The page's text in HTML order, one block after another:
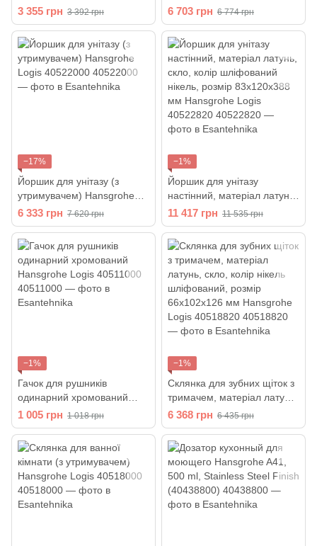
3 355 грн 3 392 грн 6 703 грн 6 774 грн
−17%
Йоршик для унітазу (з
утримувачем) Hansgrohe
Logis 40522000
6 333 грн 7 620 грн
−1%
Йоршик для унітазу
настінний, матеріал латунь,
скло, колір шліфований
нікель, розмір 83х120х388
мм Hansgrohe Logis
40522820
11 417 грн 11 535 грн
−1%
Гачок для рушників
одинарний хромований
Hansgrohe Logis 40511000
1 005 грн 1 018 грн
−1%
Склянка для зубних щіток з
тримачем, матеріал латунь,
скло, колір нікель
шліфований, розмір
66х102х126 мм Hansgrohe
Logis 40518820
6 368 грн 6 435 грн